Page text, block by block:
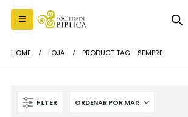
HOME LOJA PRODUCT TAG - SEMPRE
FILTER